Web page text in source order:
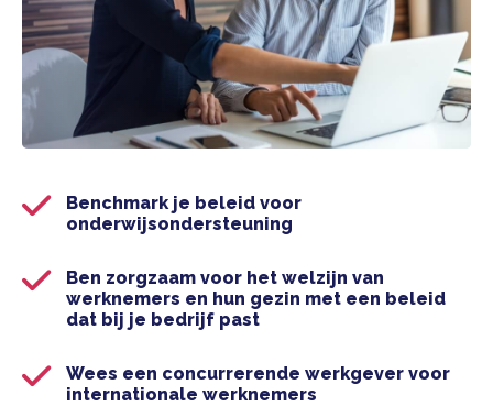
Benchmark je beleid voor
onderwijsondersteuning
Ben zorgzaam voor het welzijn van
werknemers en hun gezin met een beleid
dat bij je bedrijf past
Wees een concurrerende werkgever voor
internationale werknemers